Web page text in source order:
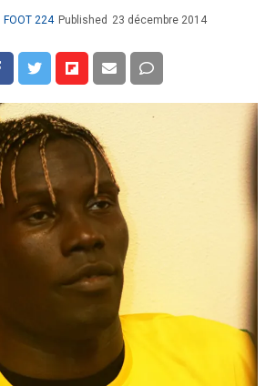
FOOT 224 Published 23 décembre 2014